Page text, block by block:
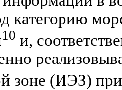
категорию
10 и,
зоне (ИЭЗ)